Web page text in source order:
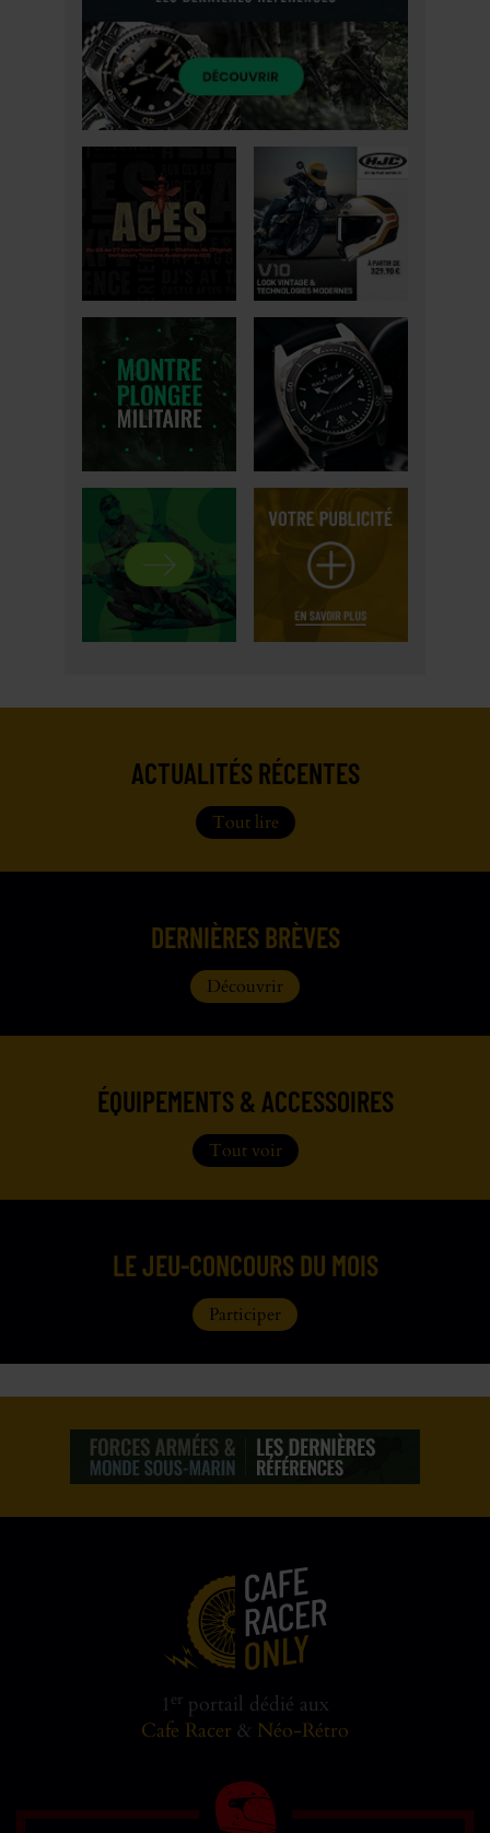
ACTUALITÉS RÉCENTES
Tout lire
DERNIÈRES BRÈVES
Découvrir
ÉQUIPEMENTS & ACCESSOIRES
Tout voir
LE JEU-CONCOURS DU MOIS
Participer
1 er portail dédié aux
Cafe Racer & Néo-Rétro